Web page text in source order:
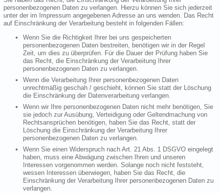
personenbezogenen Daten zu verlangen. Hierzu können Sie sich jederzeit
unter der im Impressum angegebenen Adresse an uns wenden. Das Recht
auf Einschränkung der Verarbeitung besteht in folgenden Fällen:
Wenn Sie die Richtigkeit Ihrer bei uns gespeicherten
personenbezogenen Daten bestreiten, benötigen wir in der Regel
Zeit, um dies zu überprüfen. Für die Dauer der Prüfung haben Sie
das Recht, die Einschränkung der Verarbeitung Ihrer
personenbezogenen Daten zu verlangen.
Wenn die Verarbeitung Ihrer personenbezogenen Daten
unrechtmäßig geschah / geschieht, können Sie statt der Löschung
die Einschränkung der Datenverarbeitung verlangen.
Wenn wir Ihre personenbezogenen Daten nicht mehr benötigen, Sie
sie jedoch zur Ausübung, Verteidigung oder Geltendmachung von
Rechtsansprüchen benötigen, haben Sie das Recht, statt der
Löschung die Einschränkung der Verarbeitung Ihrer
personenbezogenen Daten zu verlangen.
Wenn Sie einen Widerspruch nach Art. 21 Abs. 1 DSGVO eingelegt
haben, muss eine Abwägung zwischen Ihren und unseren
Interessen vorgenommen werden. Solange noch nicht feststeht,
wessen Interessen überwiegen, haben Sie das Recht, die
Einschränkung der Verarbeitung Ihrer personenbezogenen Daten zu
verlangen.